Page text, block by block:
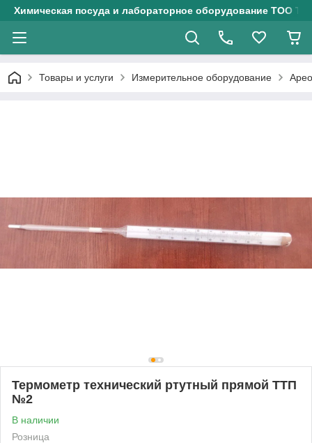
Химическая посуда и лабораторное оборудование ТОО
Товары и услуги Измерительное оборудование
Термометр технический ртутный прямой ТТП
№2
В наличии
Розница